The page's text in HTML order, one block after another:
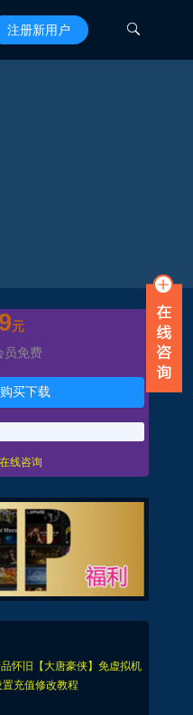
注册新用户 
元
员免费
买下载
线咨询
怀旧【大唐豪侠】免虚拟机
置充值修改教程